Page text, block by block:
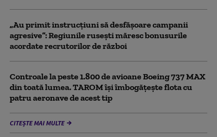
„Au primit instrucțiuni să desfășoare campanii
agresive”: Regiunile rusești măresc bonusurile
acordate recrutorilor de război
Controale la peste 1.800 de avioane Boeing 737 MAX
din toată lumea. TAROM își îmbogățește flota cu
patru aeronave de acest tip
CITEȘTE MAI MULTE